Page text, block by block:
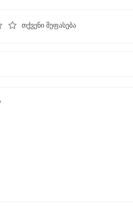
თქვენი შეფასება